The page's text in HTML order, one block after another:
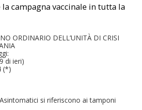
campagna vaccinale in tutta la
ORDINARIO DELL’UNITÀ DI CRISI
di ieri)
(*)
si riferiscono ai tamponi